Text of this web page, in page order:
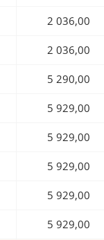
2 036,00
2 036,00
5 290,00
5 929,00
5 929,00
5 929,00
5 929,00
5 929,00